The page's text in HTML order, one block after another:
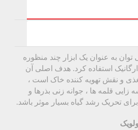
توان به عنوان یک ابزار چند منظوره
استفاده کرد. هدف اصلی آن
و نقش تهویه کننده خاک است ،
زایی قلمه ها ، جوانه زنی بذرها و
تحریک رشد گیاه بسیار موثر باشد.